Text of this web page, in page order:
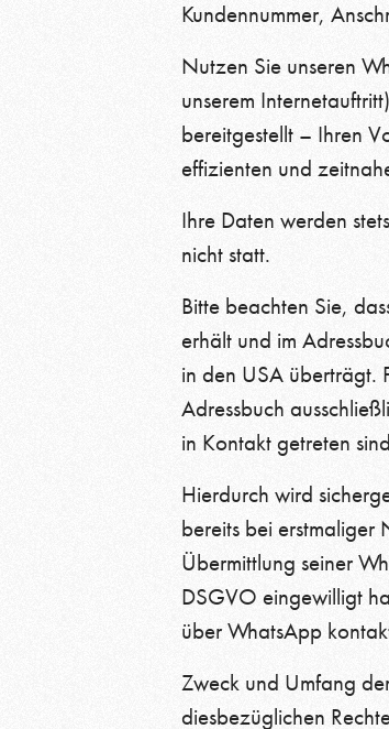
Kundennummer,
Nutzen Sie unseren
unserem
bereitgestellt – Ihren
effizienten und
Ihre Daten werden
nicht statt.
Bitte beachten Sie,
erhält und im
in den USA überträgt.
Adressbuch
in Kontakt getreten
Hierdurch wird
bereits bei
Übermittlung seiner
DSGVO eingewilligt
über WhatsApp
Zweck und Umfang
diesbezüglichen